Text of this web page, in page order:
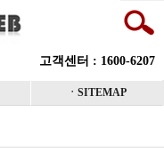
고객센터 : 1600-6207
ㆍSITEMAP